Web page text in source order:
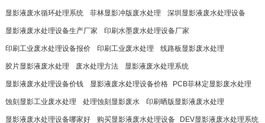
显影液废水循环处理系统 菲林显影冲版废水处理 深圳显影液废水处理设备
显影液废水处理设备生产厂家 印刷水墨废水处理设备厂家
印刷工业废水处理设备报价 印刷工业废水处理 线路板显影废水处理
胶片显影液废水处理 废水处理方法 显影液废水处理系统
显影液废水处理设备价钱 显影液废水处理设备价格​ PCB菲林定显影废水处理
蚀刻显影工业废水处理 处理蚀刻显影废水 印刷晒版显影液废水处理
显影液废水处理设备哪家好 购买显影液废水处理设备​ DEV显影液废水处理系统